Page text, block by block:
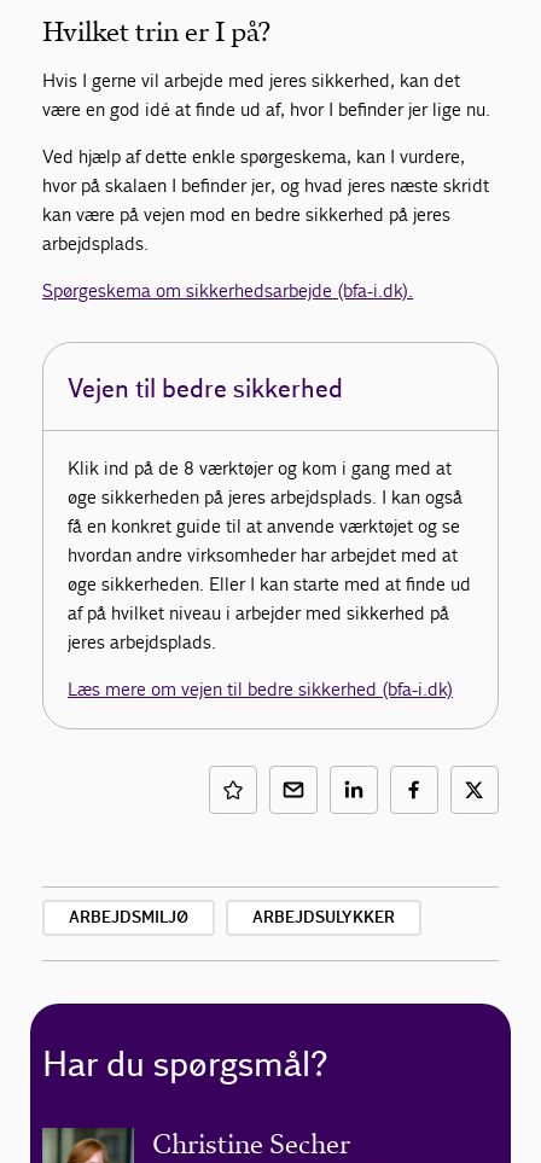
Hvilket trin er I på?
Hvis I gerne vil arbejde med jeres sikkerhed, kan det
være en god idé at finde ud af, hvor I befinder jer lige nu.
Ved hjælp af dette enkle spørgeskema, kan I vurdere,
hvor på skalaen I befinder jer, og hvad jeres næste skridt
kan være på vejen mod en bedre sikkerhed på jeres
arbejdsplads.
Spørgeskema om sikkerhedsarbejde (bfa-i.dk).
Vejen til bedre sikkerhed
Klik ind på de 8 værktøjer og kom i gang med at
øge sikkerheden på jeres arbejdsplads. I kan også
få en konkret guide til at anvende værktøjet og se
hvordan andre virksomheder har arbejdet med at
øge sikkerheden. Eller I kan starte med at finde ud
af på hvilket niveau i arbejder med sikkerhed på
jeres arbejdsplads.
Læs mere om vejen til bedre sikkerhed (bfa-i.dk)
ARBEJDSMILJØ ARBEJDSULYKKER
Har du spørgsmål?
Christine Secher